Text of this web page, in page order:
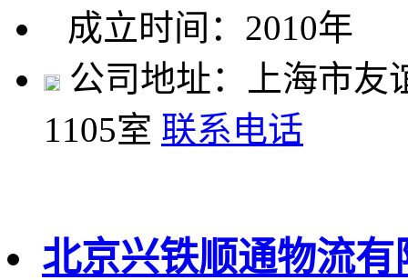
成立时间：2010年
公司地址：上海市友
1105室 联系电话
北京兴铁顺通物流有